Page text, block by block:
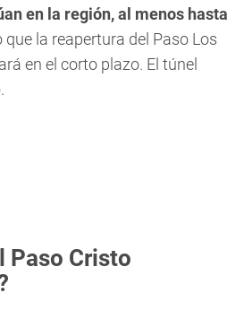
en la región, al menos hasta
que la reapertura del Paso Los
en el corto plazo. El túnel
Paso Cristo